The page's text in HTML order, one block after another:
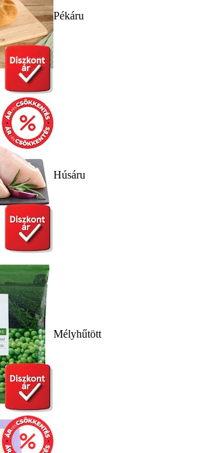
Pékáru
Húsáru
Mélyhűtött